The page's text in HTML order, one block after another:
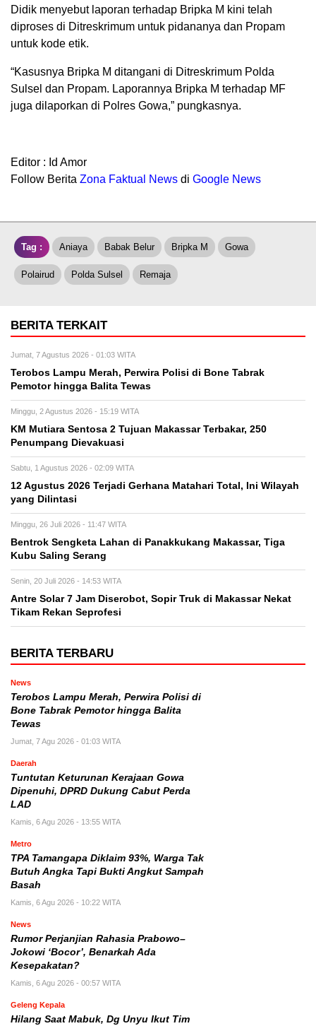
Didik menyebut laporan terhadap Bripka M kini telah
diproses di Ditreskrimum untuk pidananya dan Propam
untuk kode etik.
“Kasusnya Bripka M ditangani di Ditreskrimum Polda
Sulsel dan Propam. Laporannya Bripka M terhadap MF
juga dilaporkan di Polres Gowa,” pungkasnya.
Editor : Id Amor
Follow Berita Zona Faktual News di Google News
Tag : Aniaya Babak Belur Bripka M Gowa
Polairud Polda Sulsel Remaja
BERITA TERKAIT
Jumat, 7 Agustus 2026 - 01:03 WITA
Terobos Lampu Merah, Perwira Polisi di Bone Tabrak
Pemotor hingga Balita Tewas
Minggu, 2 Agustus 2026 - 15:19 WITA
KM Mutiara Sentosa 2 Tujuan Makassar Terbakar, 250
Penumpang Dievakuasi
Sabtu, 1 Agustus 2026 - 02:09 WITA
12 Agustus 2026 Terjadi Gerhana Matahari Total, Ini Wilayah
yang Dilintasi
Minggu, 26 Juli 2026 - 11:47 WITA
Bentrok Sengketa Lahan di Panakkukang Makassar, Tiga
Kubu Saling Serang
Senin, 20 Juli 2026 - 14:53 WITA
Antre Solar 7 Jam Diserobot, Sopir Truk di Makassar Nekat
Tikam Rekan Seprofesi
BERITA TERBARU
News
Terobos Lampu Merah, Perwira Polisi di
Bone Tabrak Pemotor hingga Balita
Tewas
Jumat, 7 Agu 2026 - 01:03 WITA
Daerah
Tuntutan Keturunan Kerajaan Gowa
Dipenuhi, DPRD Dukung Cabut Perda
LAD
Kamis, 6 Agu 2026 - 13:55 WITA
Metro
TPA Tamangapa Diklaim 93%, Warga Tak
Butuh Angka Tapi Bukti Angkut Sampah
Basah
Kamis, 6 Agu 2026 - 10:22 WITA
News
Rumor Perjanjian Rahasia Prabowo–
Jokowi ‘Bocor’, Benarkah Ada
Kesepakatan?
Kamis, 6 Agu 2026 - 00:57 WITA
Geleng Kepala
Hilang Saat Mabuk, Dg Unyu Ikut Tim